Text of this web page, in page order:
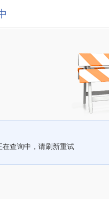
在查询中，请刷新重试